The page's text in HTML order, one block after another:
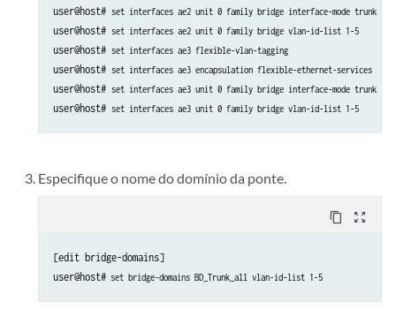
user@host# set interfaces ae2 unit 0 family bridge interface-mode trunk
user@host# set interfaces ae2 unit 0 family bridge vlan-id-list 1-5
user@host# set interfaces ae3 flexible-vlan-tagging
user@host# set interfaces ae3 encapsulation flexible-ethernet-services
user@host# set interfaces ae3 unit 0 family bridge interface-mode trunk
user@host# set interfaces ae3 unit 0 family bridge vlan-id-list 1-5
Especifique o nome do domínio da ponte.
content_copy zoom_out_map
[edit bridge-domains]
user@host# set bridge-domains BD_Trunk_all vlan-id-list 1-5